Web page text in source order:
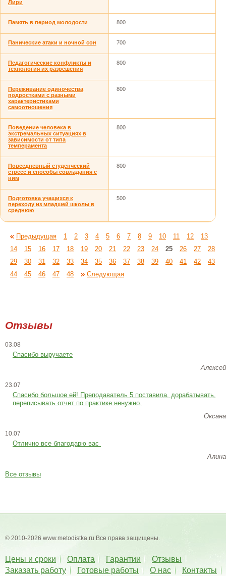
Лири
Память в период молодости 800
Панические атаки и ночной сон 700
Педагогические конфликты и
технология их разрешения
800
Переживание одиночества
подростками с разными
характеристиками
самоотношения
800
Поведение человека в
экстремальных ситуациях в
зависимости от типа
темперамента
800
Повседневный студенческий
стресс и способы совладания с
ним
800
Подготовка учащихся к
переходу из младшей школы в
среднюю
500
Предыдущая 1 2 3 4 5 6 7 8 9 10 11 12
13
14
15 16 17 18 19 20 21 22 23 24 25 26 27
28
29
30 31 32 33 34 35 36 37 38 39 40 41 42
43
44
45 46 47 48 Следующая
Отзывы
03.08
Спасибо выручаете
Алексей
23.07
Cпасибо большое ей! Преподаватель 5 поставила, дорабатывать,
переписывать отчет по практике ненужно.
Оксана
10.07
Отлично все благодарю вас
Алина
Все отзывы
© 2010-2026 www.metodistka.ru Все права защищены.
Цены и сроки Оплата Гарантии
Отзывы
Заказать работу
Готовые работы О нас Контакты